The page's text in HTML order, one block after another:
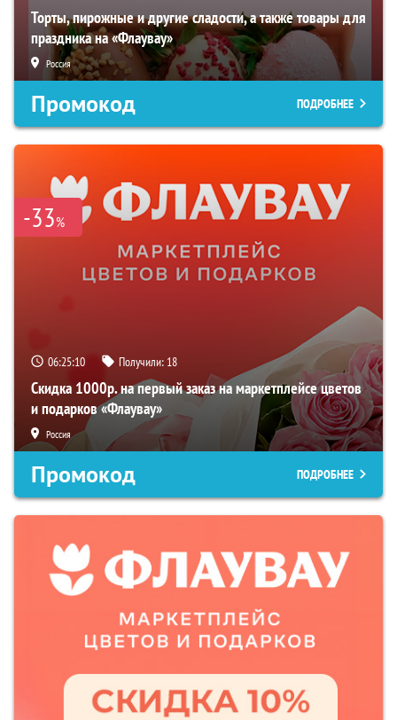
Торты, пирожные и другие сладости, а также товары для
праздника на «Флаувау»
Россия
Промокод ПОДРОБНЕЕ
-33%
06:25:09 Получили: 18
Скидка 1000р. на первый заказ на маркетплейсе цветов
и подарков «Флаувау»
Россия
Промокод ПОДРОБНЕЕ